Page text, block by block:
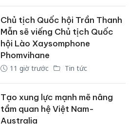
Chủ tịch Quốc hội Trần Thanh
Mẫn sẽ viếng Chủ tịch Quốc
hội Lào Xaysomphone
Phomvihane
11 giờ trước Tin tức
Tạo xung lực mạnh mẽ nâng
tầm quan hệ Việt Nam-
Australia